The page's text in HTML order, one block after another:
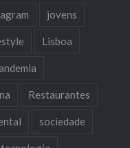
jovens
Lisboa
Restaurantes
sociedade